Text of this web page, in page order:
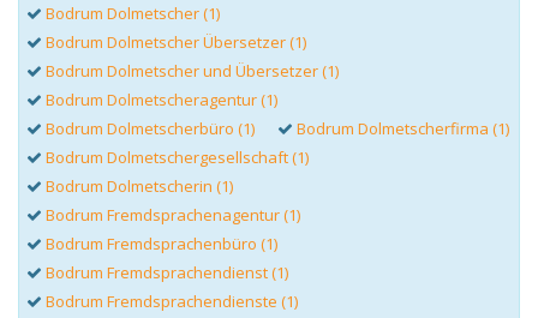
Bodrum Dolmetscher (1)
Bodrum Dolmetscher Übersetzer (1)
Bodrum Dolmetscher und Übersetzer (1)
Bodrum Dolmetscheragentur (1)
Bodrum Dolmetscherbüro (1)
Bodrum Dolmetscherfirma (1)
Bodrum Dolmetschergesellschaft (1)
Bodrum Dolmetscherin (1)
Bodrum Fremdsprachenagentur (1)
Bodrum Fremdsprachenbüro (1)
Bodrum Fremdsprachendienst (1)
Bodrum Fremdsprachendienste (1)